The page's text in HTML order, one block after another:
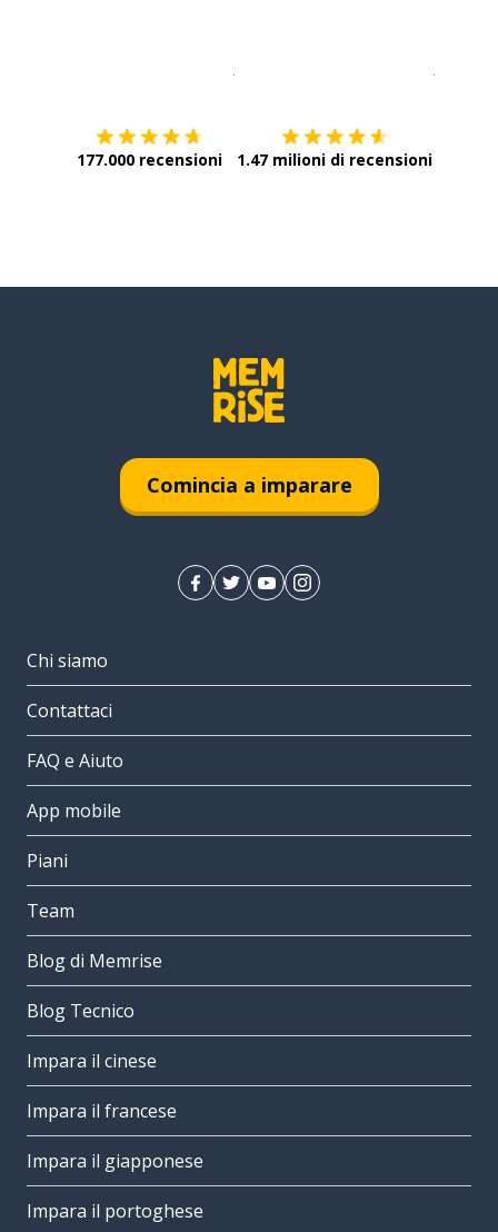
177.000 recensioni 1.47 milioni di recensioni
Comincia a imparare
Chi siamo
Contattaci
FAQ e Aiuto
App mobile
Piani
Team
Blog di Memrise
Blog Tecnico
Impara il cinese
Impara il francese
Impara il giapponese
Impara il portoghese